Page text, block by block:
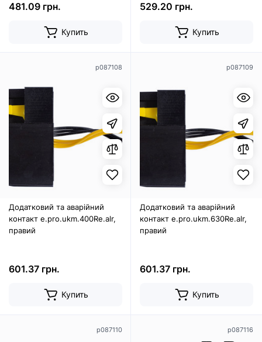
481.09 грн.
Купить
529.20 грн.
Купить
p087108
Додатковий та аварійний
контакт e.pro.ukm.400Re.alr,
правий
601.37 грн.
Купить
p087109
Додатковий та аварійний
контакт e.pro.ukm.630Re.alr,
правий
601.37 грн.
Купить
p087110 p087116